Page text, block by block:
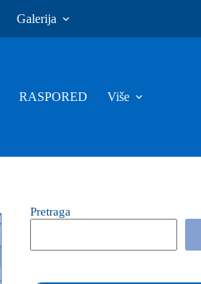
Galerija
RASPORED Više
Pretraga